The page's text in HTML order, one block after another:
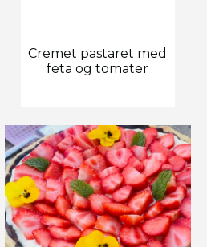
Cremet pastaret med
feta og tomater